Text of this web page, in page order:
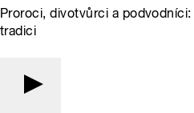
Proroci, divotvůrci a
tradici